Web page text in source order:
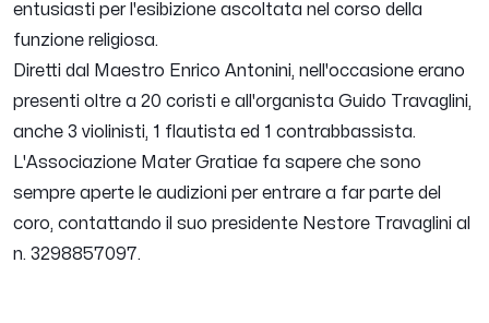
entusiasti per l'esibizione ascoltata nel corso della
funzione religiosa.
Diretti dal Maestro Enrico Antonini, nell'occasione erano
presenti oltre a 20 coristi e all'organista Guido Travaglini,
anche 3 violinisti, 1 flautista ed 1 contrabbassista.
L'Associazione Mater Gratiae fa sapere che sono
sempre aperte le audizioni per entrare a far parte del
coro, contattando il suo presidente Nestore Travaglini al
n. 3298857097.